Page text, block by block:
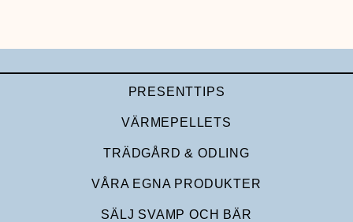
PRESENTTIPS
VÄRMEPELLETS
TRÄDGÅRD & ODLING
VÅRA EGNA PRODUKTER
SÄLJ SVAMP OCH BÄR